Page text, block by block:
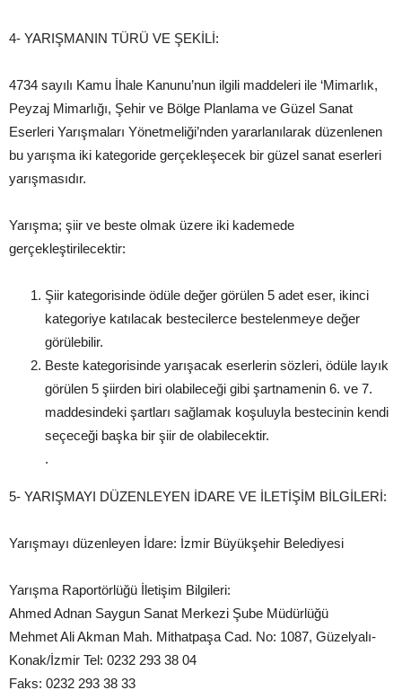
4- YARIŞMANIN TÜRÜ VE ŞEKİLİ:
4734 sayılı Kamu İhale Kanunu’nun ilgili maddeleri ile ‘Mimarlık,
Peyzaj Mimarlığı, Şehir ve Bölge Planlama ve Güzel Sanat
Eserleri Yarışmaları Yönetmeliği’nden yararlanılarak düzenlenen
bu yarışma iki kategoride gerçekleşecek bir güzel sanat eserleri
yarışmasıdır.
Yarışma; şiir ve beste olmak üzere iki kademede
gerçekleştirilecektir:
Şiir kategorisinde ödüle değer görülen 5 adet eser, ikinci
kategoriye katılacak bestecilerce bestelenmeye değer
görülebilir.
Beste kategorisinde yarışacak eserlerin sözleri, ödüle layık
görülen 5 şiirden biri olabileceği gibi şartnamenin 6. ve 7.
maddesindeki şartları sağlamak koşuluyla bestecinin kendi
seçeceği başka bir şiir de olabilecektir.
.
5- YARIŞMAYI DÜZENLEYEN İDARE VE İLETİŞİM BİLGİLERİ:
Yarışmayı düzenleyen İdare: İzmir Büyükşehir Belediyesi
Yarışma Raportörlüğü İletişim Bilgileri:
Ahmed Adnan Saygun Sanat Merkezi Şube Müdürlüğü
Mehmet Ali Akman Mah. Mithatpaşa Cad. No: 1087, Güzelyalı-
Konak/İzmir Tel: 0232 293 38 04
Faks: 0232 293 38 33